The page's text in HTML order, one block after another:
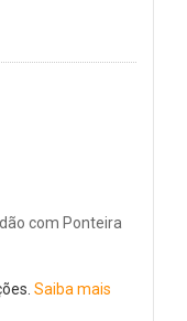
com Ponteira
Saiba mais